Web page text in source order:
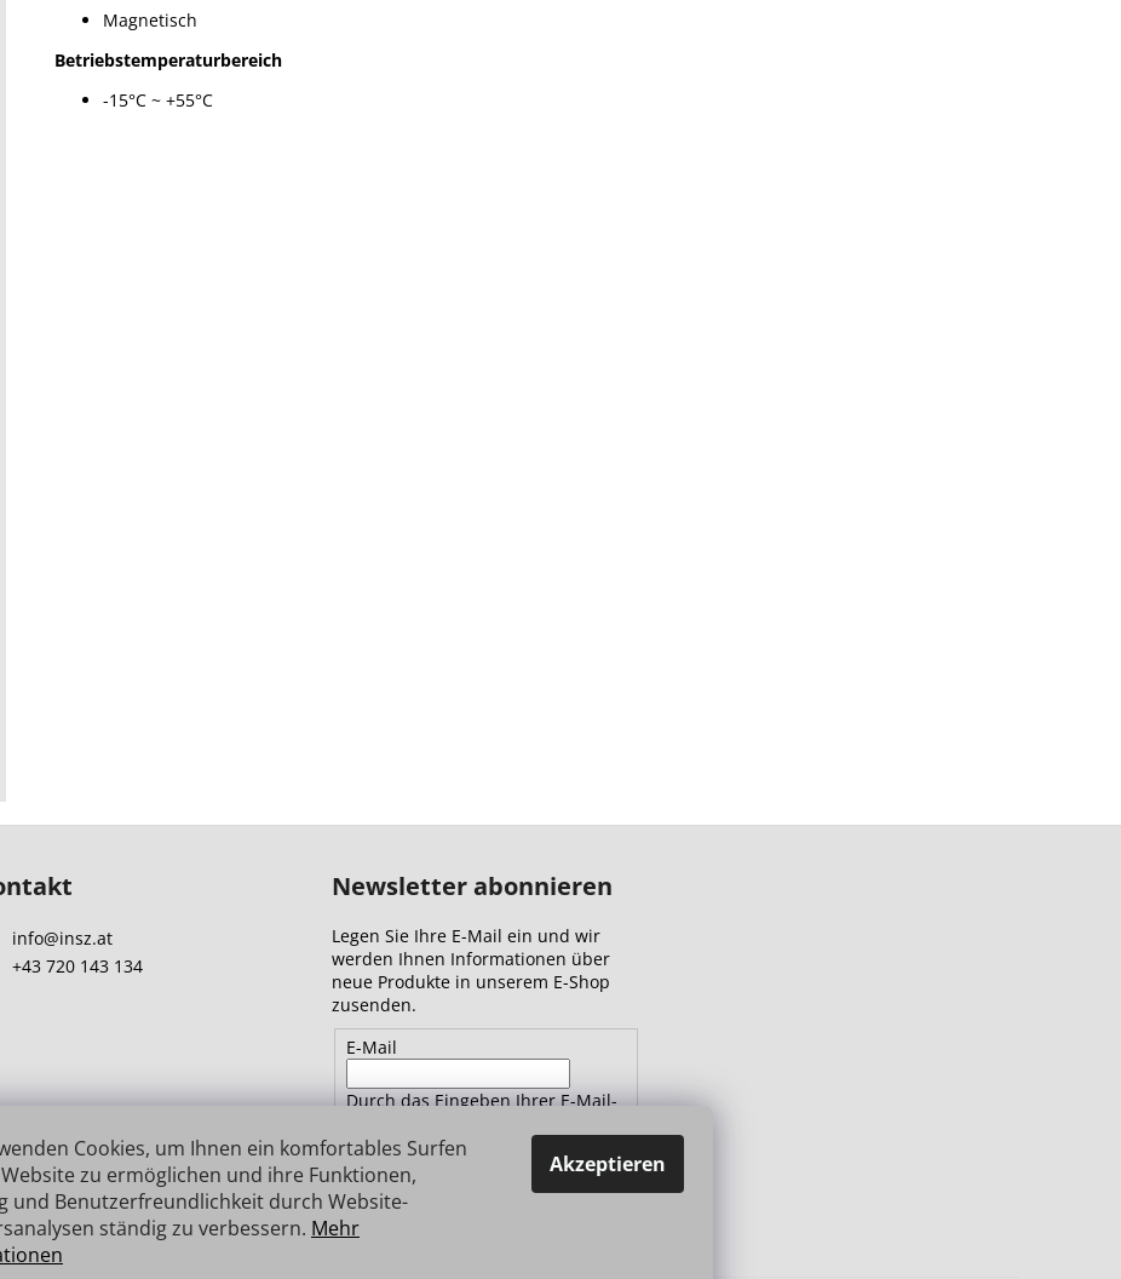
Cookies, um Ihnen ein komfortables Surfen
zu ermöglichen und ihre Funktionen,
und Benutzerfreundlichkeit durch Website-
ständig zu verbessern. Mehr
Akzeptieren
Magnetisch
Betriebstemperaturbereich
-15°C ~ +55°C
info@insz.at
+43 720 143 134
Newsletter abonnieren
Legen Sie Ihre E-Mail ein und wir
werden Ihnen Informationen über
neue Produkte in unserem E-Shop
zusenden.
E-Mail
Durch das Eingeben Ihrer E-Mail-
Datenschutzbestimmungen zu.
ANMELDEN